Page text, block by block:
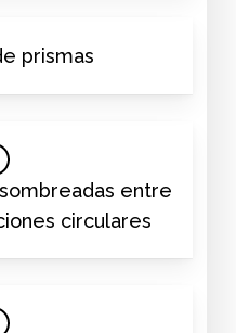
prismas
entre
circulares